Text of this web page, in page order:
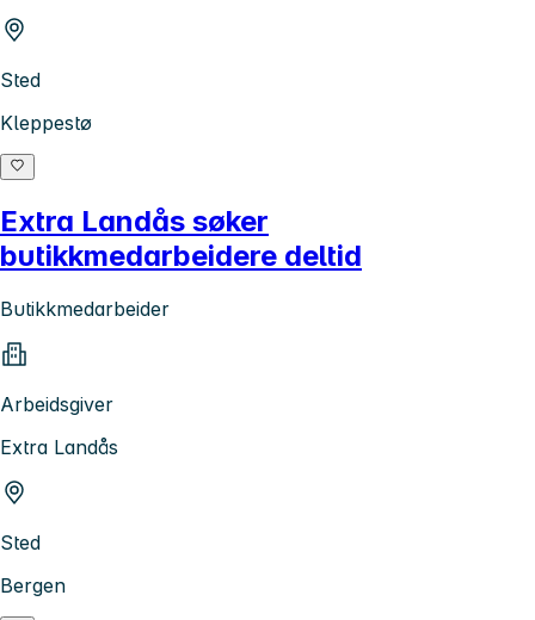
Sted
Kleppestø
Extra Landås søker
butikkmedarbeidere deltid
Butikkmedarbeider
Arbeidsgiver
Extra Landås
Sted
Bergen